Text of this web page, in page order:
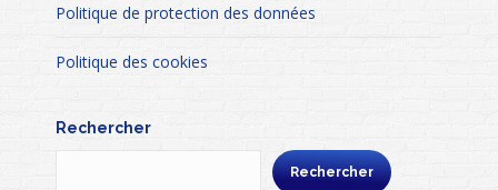
Politique de protection des données
Politique des cookies
Rechercher
Rechercher